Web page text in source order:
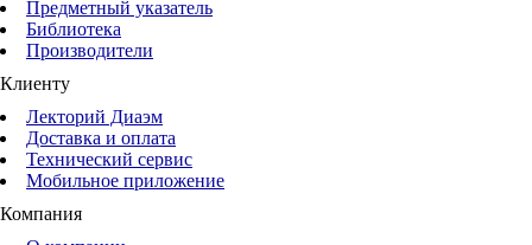
Предметный указатель
Библиотека
Производители
Клиенту
Лекторий Диаэм
Доставка и оплата
Технический сервис
Мобильное приложение
Компания